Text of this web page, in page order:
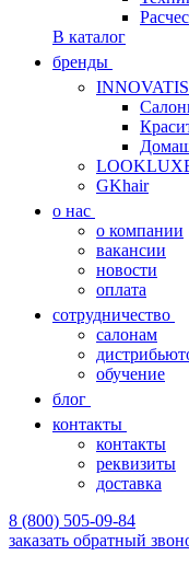
В каталог
бренды
INNOVATIS
GKhair
о нас
о компании
вакансии
новости
оплата
сотрудничество
салонам
обучение
блог
контакты
контакты
реквизиты
доставка
8 (800) 505-09-84
заказать обратный